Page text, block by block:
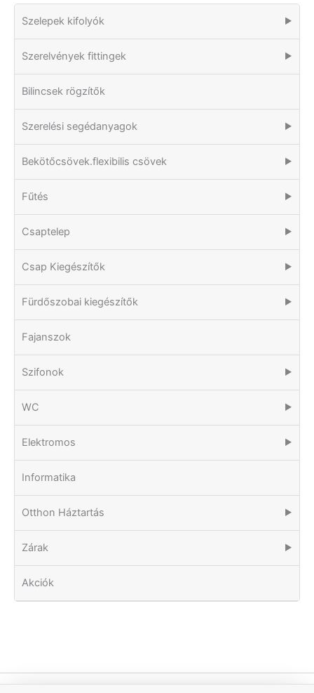
Szelepek kifolyók ▶
Szerelvények fittingek ▶
Bilincsek rögzítők
Szerelési segédanyagok ▶
Bekötőcsövek.flexibilis csövek ▶
Fűtés ▶
Csaptelep ▶
Csap Kiegészítők ▶
Fürdőszobai kiegészítők ▶
Fajanszok
Szifonok ▶
WC ▶
Elektromos ▶
Informatika
Otthon Háztartás ▶
Zárak ▶
Akciók